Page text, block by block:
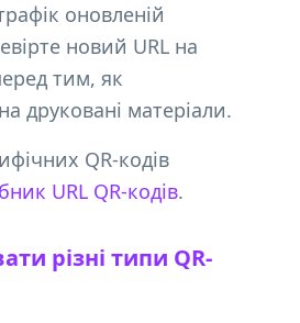
оновленій
новий URL на
тим, як
друковані матеріали.
QR-кодів
URL QR-кодів.
різні типи QR-